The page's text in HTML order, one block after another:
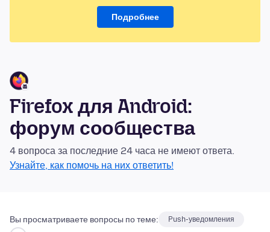
Подробнее
Firefox для Android:
форум сообщества
4 вопроса за последние 24 часа не имеют ответа.
Узнайте, как помочь на них ответить!
Вы просматриваете вопросы по теме: Push-уведомления